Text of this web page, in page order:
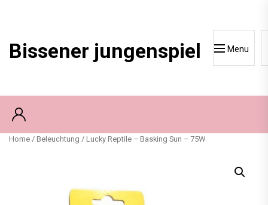
Bissener jungenspiel Menu
Home / Beleuchtung / Lucky Reptile – Basking Sun – 75W